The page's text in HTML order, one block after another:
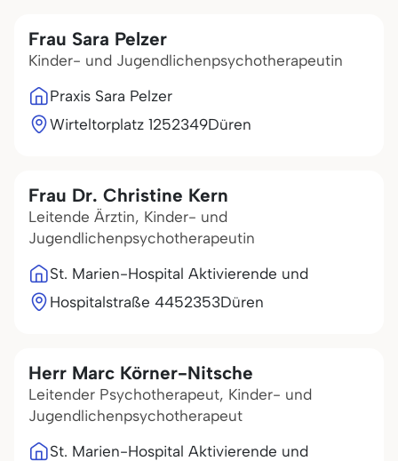
Frau Sara Pelzer
Kinder- und Jugendlichenpsychotherapeutin
Praxis Sara Pelzer
Wirteltorplatz 1252349Düren
Frau Dr. Christine Kern
Leitende Ärztin, Kinder- und
Jugendlichenpsychotherapeutin
St. Marien-Hospital Aktivierende und
Hospitalstraße 4452353Düren
Herr Marc Körner-Nitsche
Leitender Psychotherapeut, Kinder- und
Jugendlichenpsychotherapeut
St. Marien-Hospital Aktivierende und